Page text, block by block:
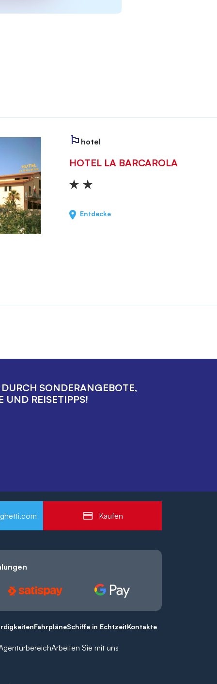
hotel
HOTEL LA BARCAROLA
Entdecke
SONDERANGEBOTE,
UND REISETIPPS!
Kaufen
FahrpläneSchiffe in EchtzeitKontakte
Arbeiten Sie mit uns